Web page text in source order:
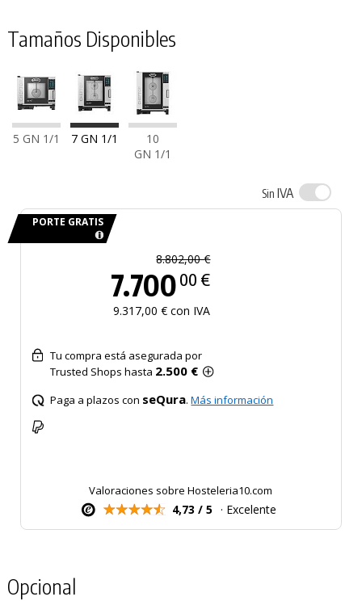
Tamaños Disponibles
5 GN 1/1 7 GN 1/1
10
GN 1/1
Sin IVA
PORTE GRATIS
8.802,00 €
7.700 00 €
9.317,00 € con IVA
Tu compra está asegurada por
Trusted Shops hasta 2.500 €
Paga a plazos con seQura.Más información
Valoraciones sobre Hosteleria10.com
4,73 / 5 · Excelente
Opcional